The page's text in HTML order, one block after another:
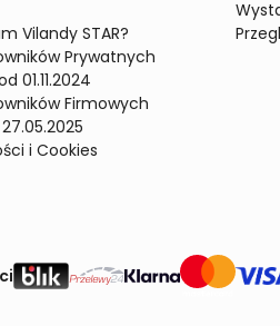
Vilandy STAR?
Prywatnych
01.11.2024
Firmowych
i Cookies